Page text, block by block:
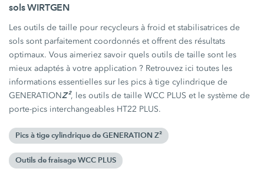
sols WIRTGEN
Les outils de taille pour recycleurs à froid et stabilisatrices de
sols sont parfaitement coordonnés et offrent des résultats
optimaux. Vous aimeriez savoir quels outils de taille sont les
mieux adaptés à votre application ? Retrouvez ici toutes les
informations essentielles sur les pics à tige cylindrique de
GENERATIONZ², les outils de taille WCC PLUS et le système de
porte-pics interchangeables HT22 PLUS.
Pics à tige cylindrique de GENERATION Z²
Outils de fraisage WCC PLUS